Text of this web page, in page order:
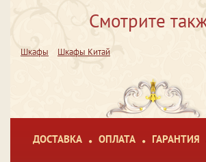
Смотрите
Шкафы Шкафы Китай
ДОСТАВКА ОПЛАТА ГАРАНТИЯ